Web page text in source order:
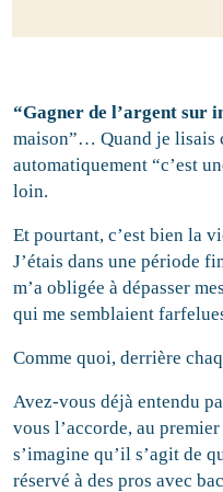
“Gagner de l’argent sur
maison”… Quand je lisais
automatiquement “c’est
loin.
Et pourtant, c’est bien la
J’étais dans une période
m’a obligée à dépasser
qui me semblaient
Comme quoi, derrière
Avez-vous déjà entendu
vous l’accorde, au
s’imagine qu’il s’agit de
réservé à des pros avec